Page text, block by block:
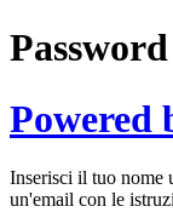
Powered
Inserisci il tuo nome
un'email con le